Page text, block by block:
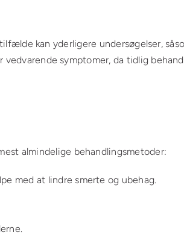
kan yderligere undersøgelser,
symptomer, da tidlig
almindelige behandlingsmetoder:
med at lindre smerte og ubehag.